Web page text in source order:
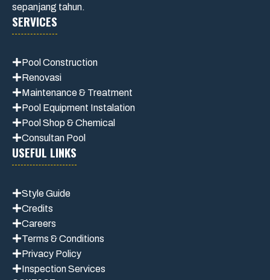
sepanjang tahun.
SERVICES
Pool Construction
Renovasi
Maintenance& Treatment
Pool Equipment Instalation
Pool Shop & Chemical
Consultan Pool
USEFUL LINKS
Style Guide
Credits
Careers
Terms & Conditions
Privacy Policy
Inspection Services